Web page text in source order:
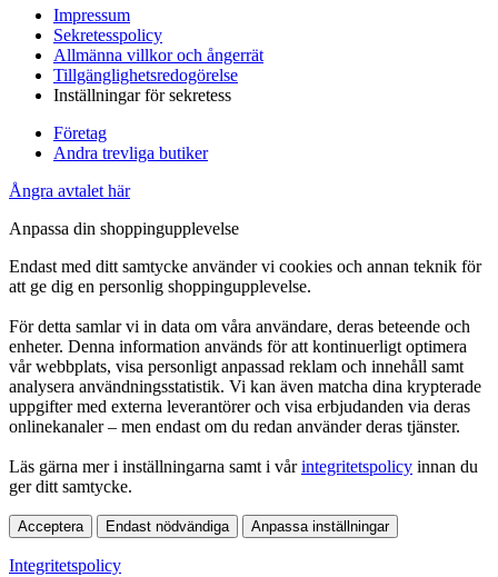
Impressum
Sekretesspolicy
Allmänna villkor och ångerrät
Tillgänglighetsredogörelse
Inställningar för sekretess
Företag
Andra trevliga butiker
Ångra avtalet här
Anpassa din shoppingupplevelse
Endast med ditt samtycke använder vi cookies och annan teknik för
att ge dig en personlig shoppingupplevelse.
För detta samlar vi in data om våra användare, deras beteende och
enheter. Denna information används för att kontinuerligt optimera
vår webbplats, visa personligt anpassad reklam och innehåll samt
analysera användningsstatistik. Vi kan även matcha dina krypterade
uppgifter med externa leverantörer och visa erbjudanden via deras
onlinekanaler – men endast om du redan använder deras tjänster.
Läs gärna mer i inställningarna samt i vårintegritetspolicy innan du
ger ditt samtycke.
Acceptera Endast nödvändiga Anpassa inställningar
Integritetspolicy